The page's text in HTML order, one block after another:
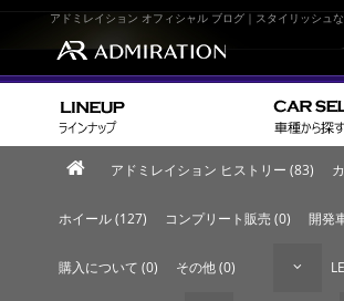
アドミレイション オフィシャル ブログ｜スタイリッシュ
アドミレイション ヒストリー (83)
ホイール (127) コンプリート販売 (0) 開発
購入について (0) その他 (0)